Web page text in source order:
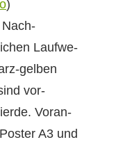
)
Nach­
Laufwe­
gel­ben
vor­
Voran­
A3 und